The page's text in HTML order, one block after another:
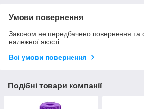
Умови повернення
Законом не передбачено повернення та
належної якості
Всі умови повернення
Подібні товари компанії